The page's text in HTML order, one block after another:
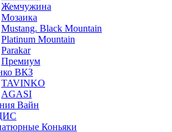
Жемчужина
Мозаика
Mustang. Black Mountain
Platinum Mountain
Parakar
Премиум
ВКЗ
TAVINKO
AGASI
Вайн
Коньяки